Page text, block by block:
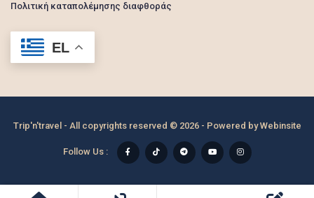
Πολιτική καταπολέμησης διαφθοράς
EL
Trip'n'travel - All copyrights reserved © 2026 - Powered byWebinsite
Follow Us :